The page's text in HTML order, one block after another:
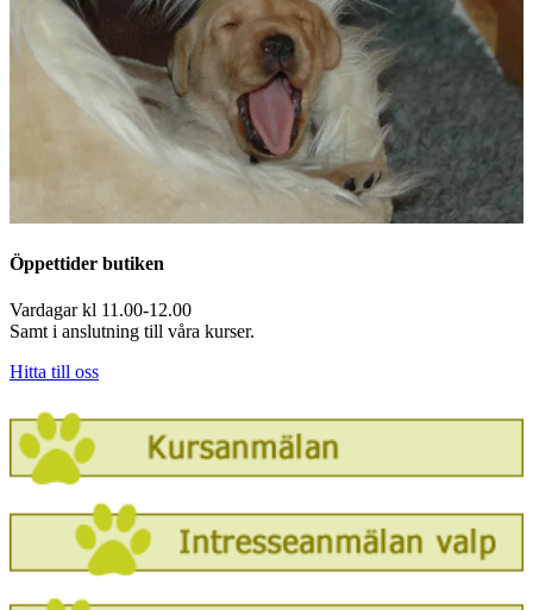
Öppettider butiken
Vardagar kl 11.00-12.00
Samt i anslutning till våra kurser.
Hitta till oss